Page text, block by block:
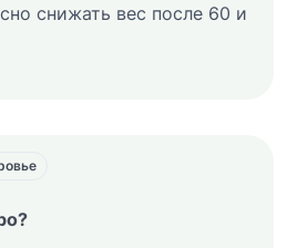
снижать вес после 60 и